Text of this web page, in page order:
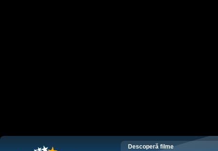
Descoperă filme